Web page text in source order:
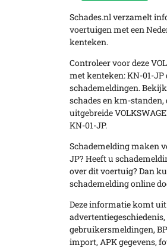
Schades.nl verzamelt
voertuigen met een
kenteken.
Controleer voor deze
met kenteken: KN-01-JP
schademeldingen.
schades en km-
uitgebreide
KN-01-JP.
Schademelding maken
JP? Heeft u
over dit voertuig? Dan
schademelding online
Deze informatie komt
advertentiegeschiedenis,
gebruikersmeldingen,
import, APK gegevens,